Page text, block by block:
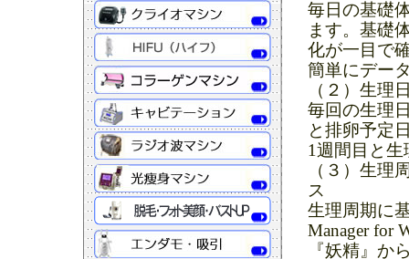
毎日の基礎
ます。基礎
化が一目で
簡単にデー
（２）生理
毎回の生理
と排卵予定
1週間目と
（３）生理
ス
生理周期に
Manager for
『妖精』か